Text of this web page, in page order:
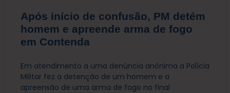
Após início de confusão, PM detém
homem e apreende arma de fogo
em Contenda
Em atendimento a uma denúncia anônima a Polícia
Militar fez a detenção de um homem e a
apreensão de uma arma de fogo no final